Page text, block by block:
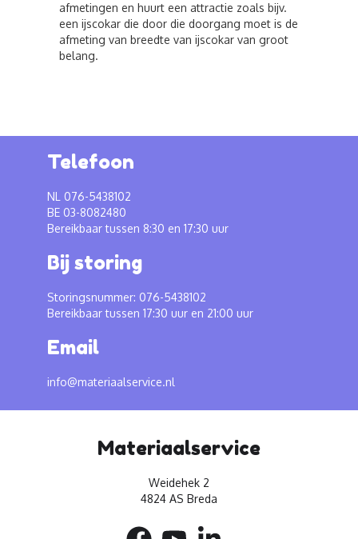
afmetingen en huurt een attractie zoals bijv.
een ijscokar die door die doorgang moet is de
afmeting van breedte van ijscokar van groot
belang.
Telefoon
NL 076-5438102
BE 03-8082480
Bereikbaar tussen 8:30 en 17:30 uur
Bij storing
Storingsnummer: 076-5438102
Bereikbaar tussen 17:30 uur en 21:00 uur
Email
info@materiaalservice.nl
Materiaalservice
Weidehek 2
4824 AS Breda